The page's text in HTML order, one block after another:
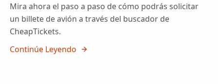
Mira ahora el paso a paso de cómo podrás solicitar
un billete de avión a través del buscador de
CheapTickets.
Continúe Leyendo